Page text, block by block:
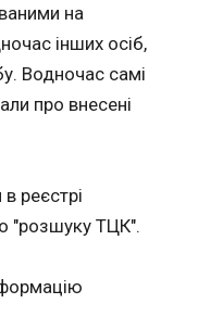
експрацівника
в Одесі
охороняв військові
Вказано, що мова йде
воєнізованої охорони
охороняв військові
на передовій.
на
інших осіб,
Водночас самі
про внесені
реєстрі
"розшуку ТЦК".